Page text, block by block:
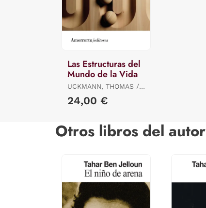
Las Estructuras del
Mundo de la Vida
UCKMANN, THOMAS /
24,00 €
Otros libros del autor